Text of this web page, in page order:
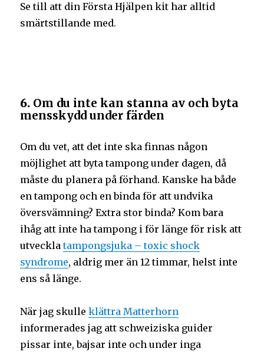
Se till att din Första Hjälpen kit har alltid
smärtstillande med.
6. Om du inte kan stanna av och byta
mensskydd under färden
Om du vet, att det inte ska finnas någon
möjlighet att byta tampong under dagen, då
måste du planera på förhand. Kanske ha både
en tampong och en binda för att undvika
översvämning? Extra stor binda? Kom bara
ihåg att inte ha tampong i för länge för risk att
utvecklatampongsjuka – toxic shock
syndrome, aldrig mer än 12 timmar, helst inte
ens så länge.
När jag skulleklättra Matterhorn
informerades jag att schweiziska guider
pissar inte, bajsar inte och under inga